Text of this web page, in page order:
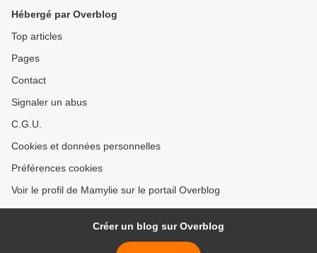
Hébergé par Overblog
Top articles
Pages
Contact
Signaler un abus
C.G.U.
Cookies et données personnelles
Préférences cookies
Voir le profil de Mamylie sur le portail Overblog
Créer un blog sur Overblog